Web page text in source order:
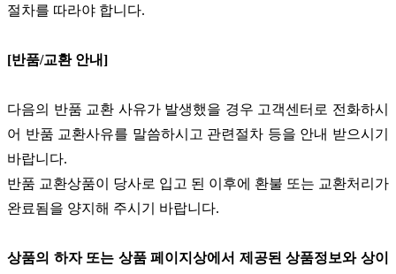
절차를 따라야 합니다.
[반품/교환 안내]
다음의 반품 교환 사유가 발생했을 경우 고객센터로 전화하시
어 반품 교환사유를 말씀하시고 관련절차 등을 안내 받으시기
바랍니다.
반품 교환상품이 당사로 입고 된 이후에 환불 또는 교환처리가
완료됨을 양지해 주시기 바랍니다.
상품의 하자 또는 상품 페이지상에서 제공된 상품정보와 상이